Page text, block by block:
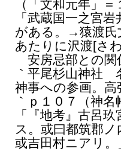
（「文和元年」
「武蔵国一之宮
がある。→猿渡氏
あたりに沢渡[さ
安房忌部との関
｀平尾杉山神社
神事への参画。高
｀ｐ１０７（神名
「『地考』古呂
ス。或曰都筑郡
或吉田村ニアリ。